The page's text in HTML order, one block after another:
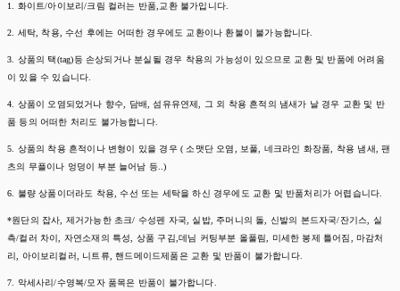
1. 화이트/아이보리/크림 컬러는 반품,교환 불가입니다.
2. 세탁, 착용, 수선 후에는 어떠한 경우에도 교환이나 환불이 불가능합니다.
3. 상품의 택(tag)등 손상되거나 분실될 경우 착용의 가능성이 있으므로 교환 및 반품에 어려움
이 있을 수 있습니다.
4. 상품이 오염되었거나 향수, 담배, 섬유유연제, 그 외 착용 흔적의 냄새가 날 경우 교환 및 반
품 등의 어떠한 처리도 불가능합니다.
5. 상품의 착용 흔적이나 변형이 있을 경우 ( 소맷단 오염, 보풀, 네크라인 화장품, 착용 냄새, 팬
츠의 무플이나 엉덩이 부분 늘어남 등..)
6. 불량 상품이더라도 착용, 수선 또는 세탁을 하신 경우에도 교환 및 반품처리가 어렵습니다.
*원단의 잡사, 제거가능한 초크/ 수성펜 자국, 실밥, 주머니의 돌, 신발의 본드자국/잔기스, 실
측/컬러 차이, 자연소재의 특성, 상품 구김,데님 커팅부분 올풀림, 미세한 봉제 틀어짐, 마감처
리, 아이보리컬러, 니트류, 핸드메이드제품은 교환 및 반품이 불가합니다.
7. 악세사리/수영복/모자 품목은 반품이 불가합니다.